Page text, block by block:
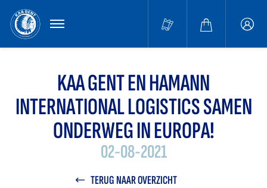
MENU
KAA GENT EN HAMANN
INTERNATIONAL LOGISTICS SAMEN
ONDERWEG IN EUROPA!
02-08-2021
TERUG NAAR OVERZICHT